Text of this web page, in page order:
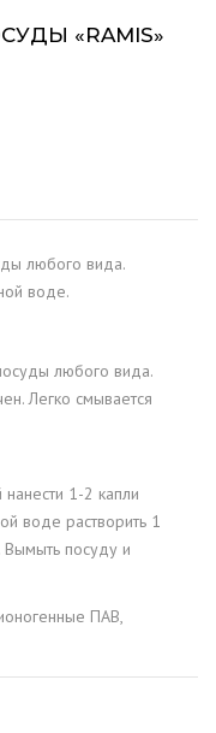
«RAMIS»
любого вида.
воде.
любого вида.
Легко смывается
1-2 капли
воде растворить 1
посуду и
ПАВ,